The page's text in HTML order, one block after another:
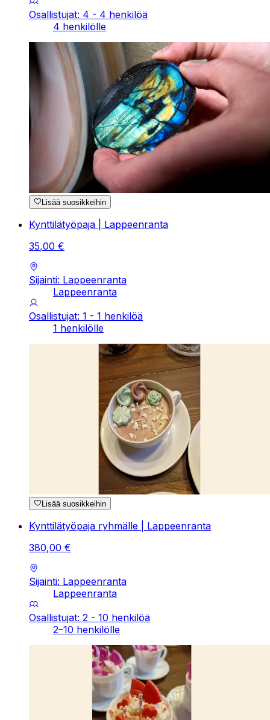
Osallistujat: 4 - 4 henkilöä
4 henkilölle
Lisää suosikkeihin
Kynttilätyöpaja | Lappeenranta
35,00 €
Sijainti: Lappeenranta
Lappeenranta
Osallistujat: 1 - 1 henkilöä
1 henkilölle
Lisää suosikkeihin
Kynttilätyöpaja ryhmälle | Lappeenranta
380,00 €
Sijainti: Lappeenranta
Lappeenranta
Osallistujat: 2 - 10 henkilöä
2–10 henkilölle